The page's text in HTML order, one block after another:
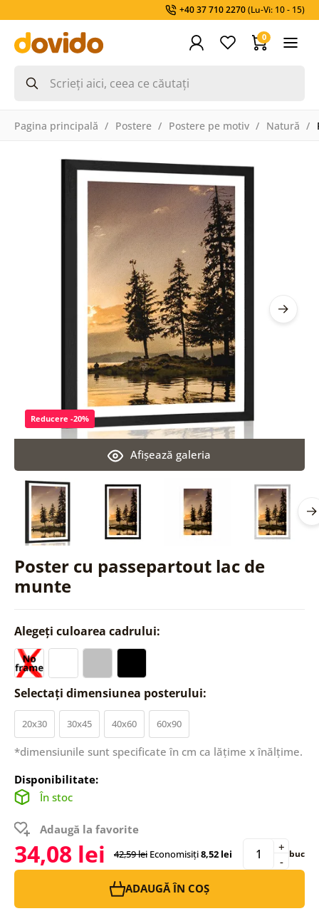
+40 37 710 2270(Lu-Vi: 10 - 15)
0
Pagina principală Postere Postere pe motiv Natură
Poster cu passepartout lac de
munte
Afişează galeria
Reducere -20%
Alegeți culoarea cadrului:
Selectați dimensiunea posterului:
20x30 30x45 40x60 60x90
*dimensiunile sunt specificate în cm ca lățime x înălțime.
Disponibilitate:
În stoc
Adaugă la favorite
34,08 lei 42,59 lei Economisiți8,52 lei -
+ buc
ADAUGĂ ÎN COȘ